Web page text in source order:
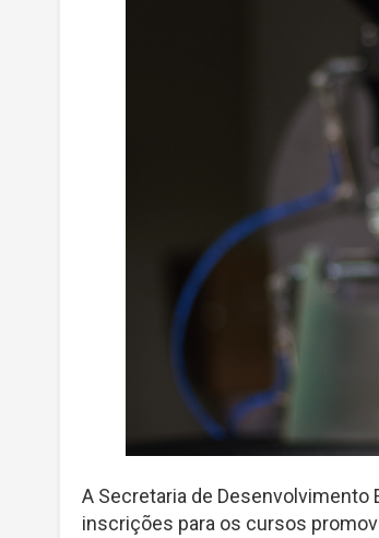
A Secretaria de Desenvolvimento
inscrições para os cursos